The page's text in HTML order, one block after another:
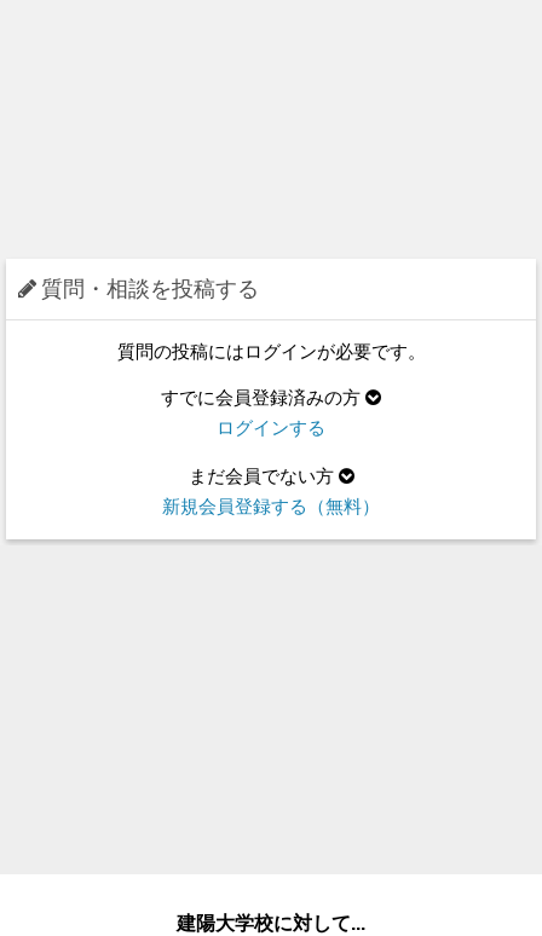
質問・相談を投稿する
質問の投稿にはログインが必要です。
すでに会員登録済みの方
ログインする
まだ会員でない方
新規会員登録する（無料）
建陽大学校に対して...